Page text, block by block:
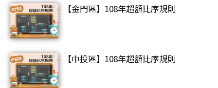
【金門區】108年超額比序規則
【中投區】108年超額比序規則